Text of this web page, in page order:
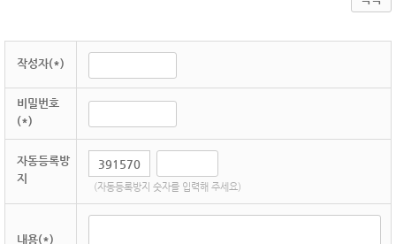
작성자(*)
비밀번호
(*)
자동등록방
지
(자동등록방지 숫자를 입력해 주세요)
내용(*)